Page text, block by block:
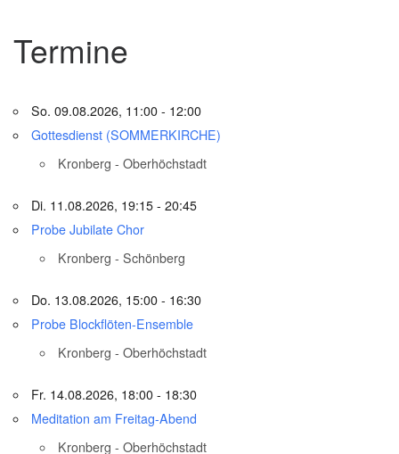
Termine
So. 09.08.2026, 11:00 - 12:00
Gottesdienst (SOMMERKIRCHE)
Kronberg - Oberhöchstadt
Di. 11.08.2026, 19:15 - 20:45
Probe Jubilate Chor
Kronberg - Schönberg
Do. 13.08.2026, 15:00 - 16:30
Probe Blockflöten-Ensemble
Kronberg - Oberhöchstadt
Fr. 14.08.2026, 18:00 - 18:30
Meditation am Freitag-Abend
Kronberg - Oberhöchstadt